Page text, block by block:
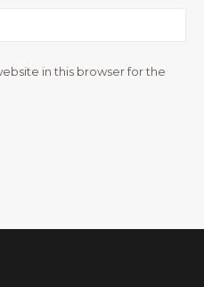
in this browser for the